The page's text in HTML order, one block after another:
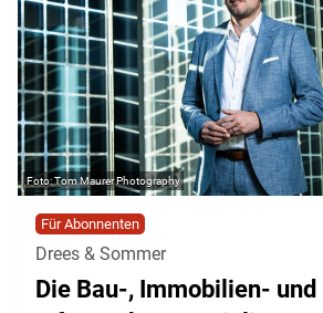
Tom Maurer Photography
Für Abonnenten
Drees & Sommer
Die Bau-, Immobilien- und